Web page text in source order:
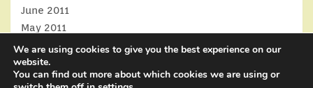
June 2011
May 2011
April 2011
March 2011
February 2011
We are using cookies to give you the best experience on our
website.
You can find out more about which cookies we are using or